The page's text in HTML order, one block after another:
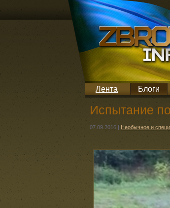
Лента Блоги
Испытание
07.09.2016 | Необычное и